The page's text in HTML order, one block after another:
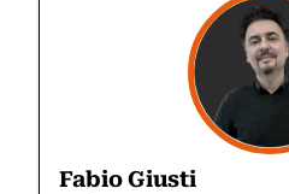
Fabio Giusti